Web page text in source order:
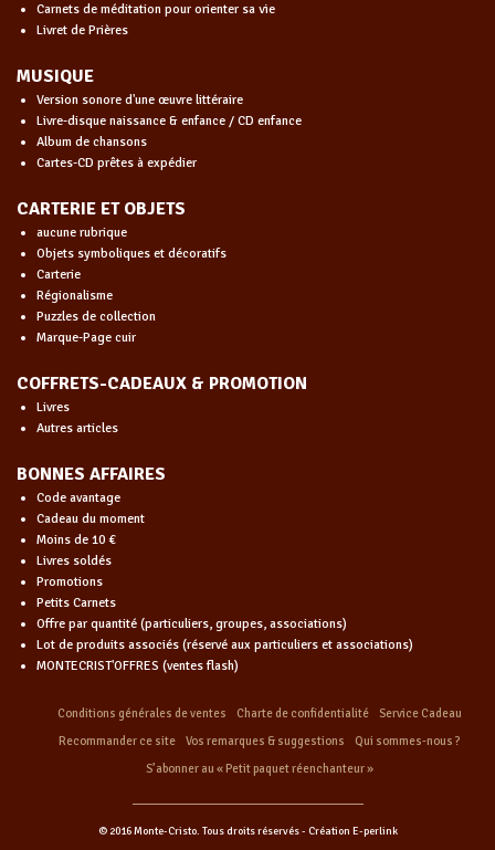
Carnets de méditation pour orienter sa vie
Livret de Prières
MUSIQUE
Version sonore d'une œuvre littéraire
Livre-disque naissance & enfance / CD enfance
Album de chansons
Cartes-CD prêtes à expédier
CARTERIE ET OBJETS
aucune rubrique
Objets symboliques et décoratifs
Carterie
Régionalisme
Puzzles de collection
Marque-Page cuir
COFFRETS-CADEAUX & PROMOTION
Livres
Autres articles
BONNES AFFAIRES
Code avantage
Cadeau du moment
Moins de 10 €
Livres soldés
Promotions
Petits Carnets
Offre par quantité (particuliers, groupes, associations)
Lot de produits associés (réservé aux particuliers et associations)
MONTECRIST'OFFRES (ventes flash)
Conditions générales de ventes Charte de confidentialité
Service Cadeau
Recommander ce site
Vos remarques & suggestions
Qui sommes-nous ?
S’abonner au « Petit paquet réenchanteur »
© 2016 Monte-Cristo. Tous droits réservés - Création E-perlink